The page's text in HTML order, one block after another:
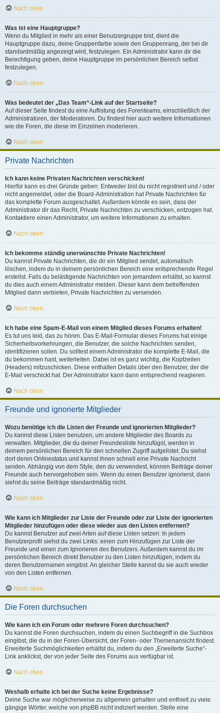
Nach oben
Was ist eine Hauptgruppe?
Wenn du Mitglied in mehr als einer Benutzergruppe bist, dient die
Hauptgruppe dazu, deine Gruppenfarbe sowie den Gruppenrang, der bei dir
standardmäßig angezeigt wird, festzulegen. Ein Administrator kann dir die
Berechtigung geben, deine Hauptgruppe im persönlichen Bereich selbst
festzulegen.
Nach oben
Was bedeutet der „Das Team“-Link auf der Startseite?
Auf dieser Seite findest du eine Auflistung des Forenteams, einschließlich der
Administratoren, der Moderatoren. Du findest hier auch weitere Informationen
wie die Foren, die diese im Einzelnen moderieren.
Nach oben
Private Nachrichten
Ich kann keine Privaten Nachrichten verschicken!
Hierfür kann es drei Gründe geben: Entweder bist du nicht registriert und / oder
nicht angemeldet, oder die Board-Administration hat Private Nachrichten für
das komplette Forum ausgeschaltet. Außerdem könnte es sein, dass der
Administrator dir das Recht, Private Nachrichten zu verschicken, entzogen hat.
Kontaktiere einen Administrator, um weitere Informationen zu erhalten.
Nach oben
Ich bekomme ständig unerwünschte Private Nachrichten!
Du kannst Private Nachrichten, die dir ein Mitglied sendet, automatisch
löschen, indem du in deinem persönlichen Bereich eine entsprechende Regel
erstellst. Falls du belästigende Nachrichten von jemandem erhältst, so kannst
du dies auch einem Administrator melden. Dieser kann dem betreffenden
Mitglied dann verbieten, Private Nachrichten zu versenden.
Nach oben
Ich habe eine Spam-E-Mail von einem Mitglied dieses Forums erhalten!
Es tut uns leid, das zu hören. Das E-Mail-Formular dieses Forums hat einige
Sicherheitsvorkehrungen, die Benutzer, die solche Nachrichten senden,
identifizieren sollen. Du solltest einem Administrator die komplette E-Mail, die
du bekommen hast, weiterleiten. Dabei ist es ganz wichtig, die Kopfzeilen
(Headers) mitzuschicken. Diese enthalten Details über den Benutzer, der die
E-Mail verschickt hat. Der Administrator kann dann entsprechend reagieren.
Nach oben
Freunde und ignorierte Mitglieder
Wozu benötige ich die Listen der Freunde und ignorierten Mitglieder?
Du kannst diese Listen benutzen, um andere Mitglieder des Boards zu
verwalten. Mitglieder, die du deiner Freundesliste hinzufügst, werden in
deinem persönlichen Bereich für den schnellen Zugriff aufgelistet. Du siehst
dort deren Onlinestatus und kannst ihnen schnell eine Private Nachricht
senden. Abhängig von dem Style, den du verwendest, können Beiträge deiner
Freunde auch hervorgehoben sein. Wenn du einen Benutzer ignorierst, dann
siehst du seine Beiträge standardmäßig nicht.
Nach oben
Wie kann ich Mitglieder zur Liste der Freunde oder zur Liste der ignorierten
Mitglieder hinzufügen oder diese wieder aus den Listen entfernen?
Du kannst Benutzer auf zwei Arten auf diese Listen setzen: In jedem
Benutzerprofil siehst du zwei Links: einen zum Hinzufügen zur Liste der
Freunde und einen zum Ignorieren des Benutzers. Außerdem kannst du im
persönlichen Bereich direkt Benutzer zu den Listen hinzufügen, indem du
deren Benutzernamen eingibst. An gleicher Stelle kannst du sie auch wieder
von den Listen entfernen.
Nach oben
Die Foren durchsuchen
Wie kann ich ein Forum oder mehrere Foren durchsuchen?
Du kannst die Foren durchsuchen, indem du einen Suchbegriff in die Suchbox
eingibst, die du in der Foren-Übersicht, der Foren- oder Themenansicht findest.
Erweiterte Suchmöglichkeiten erhältst du, indem du den „Erweiterte Suche“-
Link anklickst, der von jeder Seite des Forums aus verfügbar ist.
Nach oben
Weshalb erhalte ich bei der Suche keine Ergebnisse?
Deine Suche war möglicherweise zu allgemein gehalten und enthielt zu viele
gängige Wörter, welche von phpBB nicht indiziert werden. Stelle eine